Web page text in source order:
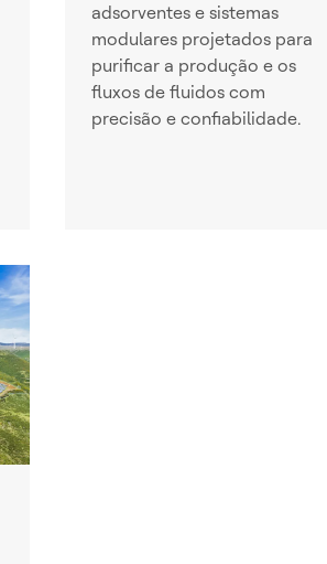
adsorventes e sistemas
modulares projetados para
purificar a produção e os
fluxos de fluidos com
precisão e confiabilidade.